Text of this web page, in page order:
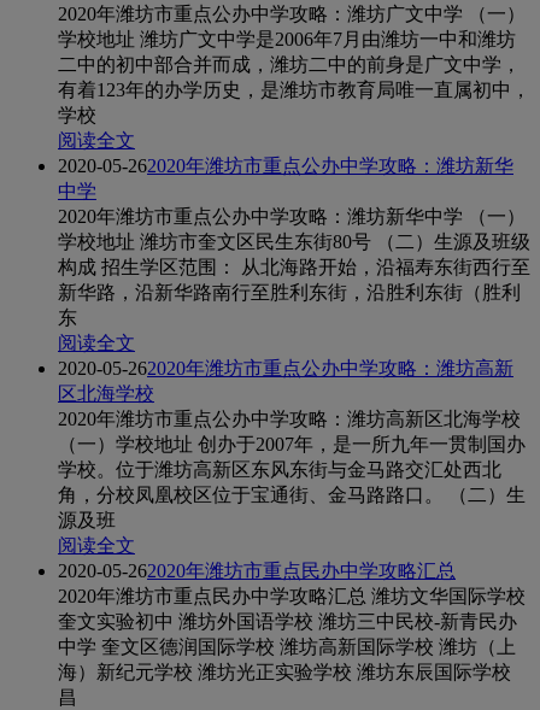
2020年潍坊市重点公办中学攻略：潍坊广文中学 （一）
学校地址 潍坊广文中学是2006年7月由潍坊一中和潍坊
二中的初中部合并而成，潍坊二中的前身是广文中学，
有着123年的办学历史，是潍坊市教育局唯一直属初中，
学校
阅读全文
2020-05-262020年潍坊市重点公办中学攻略：潍坊新华
中学
2020年潍坊市重点公办中学攻略：潍坊新华中学 （一）
学校地址 潍坊市奎文区民生东街80号 （二）生源及班级
构成 招生学区范围： 从北海路开始，沿福寿东街西行至
新华路，沿新华路南行至胜利东街，沿胜利东街（胜利
东
阅读全文
2020-05-262020年潍坊市重点公办中学攻略：潍坊高新
区北海学校
2020年潍坊市重点公办中学攻略：潍坊高新区北海学校
（一）学校地址 创办于2007年，是一所九年一贯制国办
学校。位于潍坊高新区东风东街与金马路交汇处西北
角，分校凤凰校区位于宝通街、金马路路口。 （二）生
源及班
阅读全文
2020-05-262020年潍坊市重点民办中学攻略汇总
2020年潍坊市重点民办中学攻略汇总 潍坊文华国际学校
奎文实验初中 潍坊外国语学校 潍坊三中民校-新青民办
中学 奎文区德润国际学校 潍坊高新国际学校 潍坊（上
海）新纪元学校 潍坊光正实验学校 潍坊东辰国际学校
昌